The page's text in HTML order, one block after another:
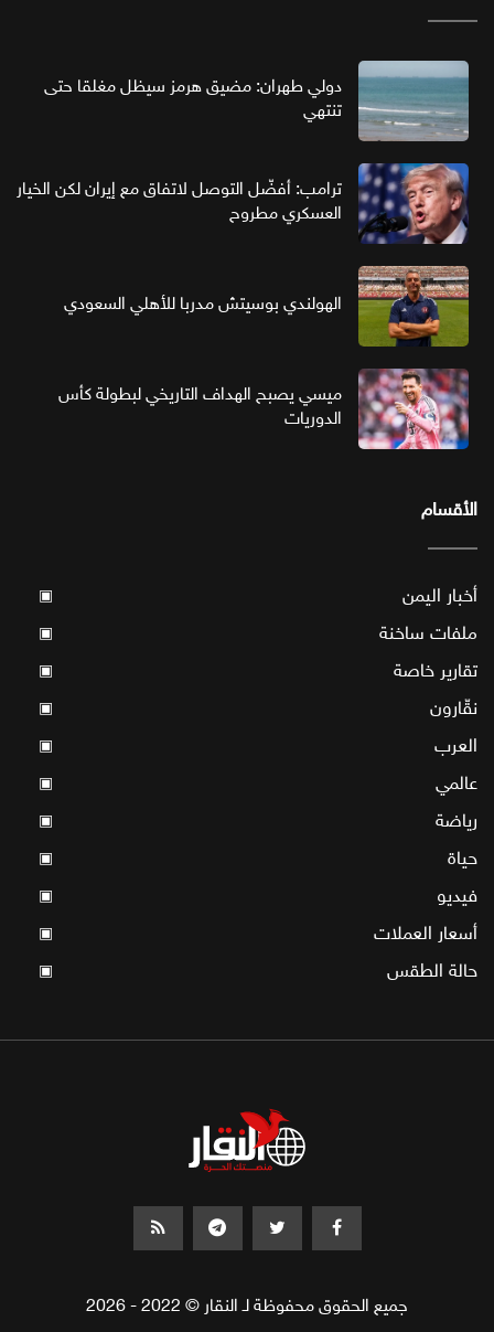
دولي طهران: مضيق هرمز سيظل مغلقا حتى
تنتهي
ترامب: أفضّل التوصل لاتفاق مع إيران لكن الخيار
العسكري مطروح
الهولندي بوسيتش مدربا للأهلي السعودي
ميسي يصبح الهداف التاريخي لبطولة كأس
الدوريات
الأقسام
أخبار اليمن ▣
ملفات ساخنة ▣
تقارير خاصة ▣
نقّارون ▣
العرب ▣
عالمي ▣
رياضة ▣
حياة ▣
فيديو ▣
أسعار العملات ▣
حالة الطقس ▣
جميع الحقوق محفوظة لـ النقار © 2022 - 2026